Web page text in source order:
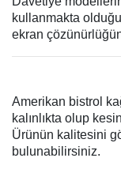
kullanmakta
ekran
Amerikan bistrol
kalınlıkta olup
Ürünün kalitesini
bulunabilirsiniz.